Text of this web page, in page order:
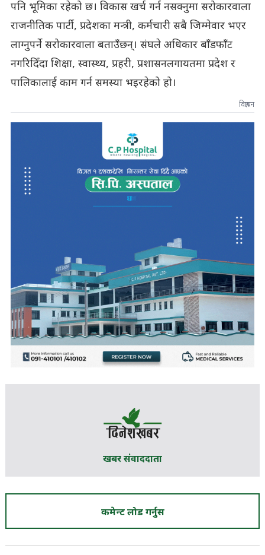
पनि भूमिका रहेको छ। विकास खर्च गर्न नसक्नुमा सरोकारवाला
राजनीतिक पार्टी, प्रदेशका मन्त्री, कर्मचारी सबै जिम्मेवार भएर
लाग्नुपर्ने सरोकारवाला बताउँछन्। संघले अधिकार बाँडफाँट
नगरिदिँदा शिक्षा, स्वास्थ्य, प्रहरी, प्रशासनलगायतमा प्रदेश र
पालिकालाई काम गर्न समस्या भइरहेको हो।
विज्ञापन
खबर संवाददाता
कमेन्ट लोड गर्नुस